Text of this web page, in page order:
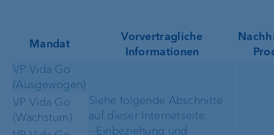
Mandat
Vorvertragliche
Informationen
VP Vida Go
(Ausgewogen)
Siehe folgende Abschnitte
auf dieser Internetseite:
- Einbeziehung und
VP Vida Go
(Wachstum)